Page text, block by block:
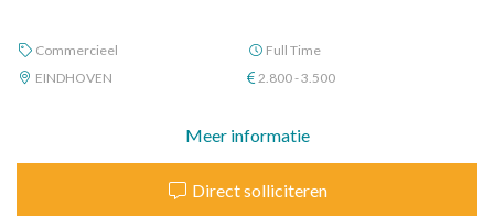
Commercieel
Full Time
EINDHOVEN
2.800 - 3.500
Meer informatie
Direct solliciteren